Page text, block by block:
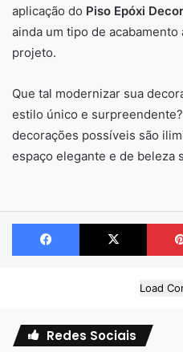
aplicação do Piso Epóxi
ainda um tipo de
projeto.
Que tal modernizar sua
estilo único e
decorações possíveis são
espaço elegante e de beleza
Facebook X
Load
Redes Sociais